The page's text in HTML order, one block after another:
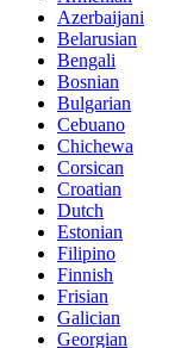
Azerbaijani
Belarusian
Bengali
Bosnian
Bulgarian
Cebuano
Chichewa
Corsican
Croatian
Dutch
Estonian
Filipino
Finnish
Frisian
Galician
Georgian